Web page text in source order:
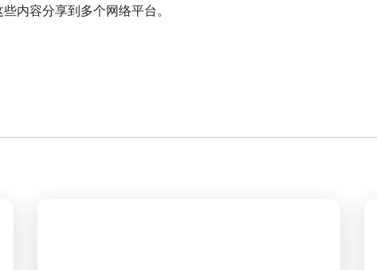
内容分享到多个网络平台。